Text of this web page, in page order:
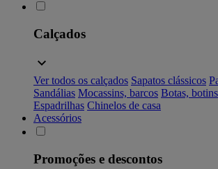
Calçados
Ver todos os calçados Sapatos clássicos
Sandálias Mocassins, barcos Botas, botins
Espadrilhas Chinelos de casa
Acessórios
Promoções e descontos